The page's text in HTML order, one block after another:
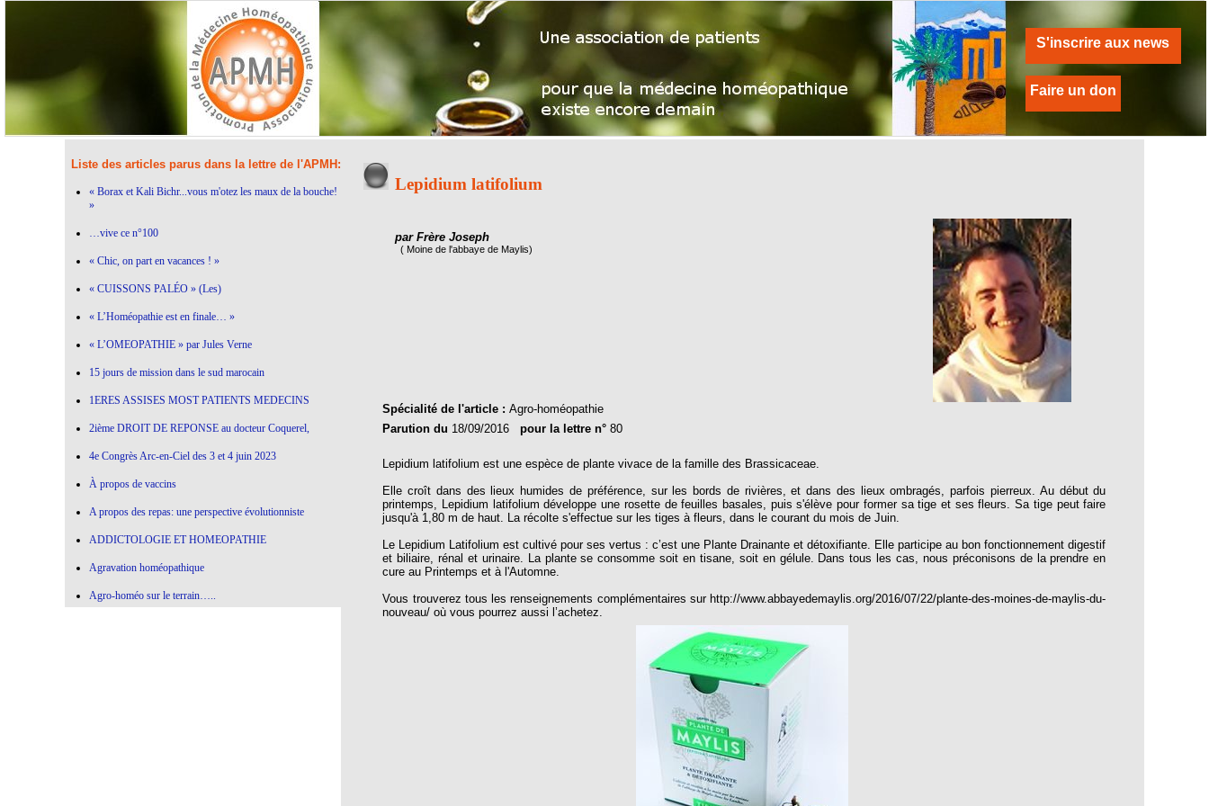
S'inscrire aux news
Faire un don
Liste des articles parus dans la lettre de l'APMH:
« Borax et Kali Bichr...vous m'otez les maux de la bouche!
»
…vive ce n°100
« Chic, on part en vacances ! »
« CUISSONS PALÉO » (Les)
« L’Homéopathie est en finale… »
« L’OMEOPATHIE » par Jules Verne
15 jours de mission dans le sud marocain
1ERES ASSISES MOST PATIENTS MEDECINS
2ième DROIT DE REPONSE au docteur Coquerel,
4e Congrès Arc-en-Ciel des 3 et 4 juin 2023
À propos de vaccins
A propos des repas: une perspective évolutionniste
ADDICTOLOGIE ET HOMEOPATHIE
Agravation homéopathique
Agro-homéo sur le terrain…..
Lepidium latifolium
par Frère Joseph
( Moine de l'abbaye de Maylis)
Spécialité de l'article :Agro-homéopathie
Parution du 18/09/2016pour la lettre n°80
Lepidium latifolium est une espèce de plante vivace de la famille des Brassicaceae.
Elle croît dans des lieux humides de préférence, sur les bords de rivières, et dans des lieux ombragés, parfois pierreux. Au début du
printemps, Lepidium latifolium développe une rosette de feuilles basales, puis s'élève pour former sa tige et ses fleurs. Sa tige peut faire
jusqu'à 1,80 m de haut. La récolte s'effectue sur les tiges à fleurs, dans le courant du mois de Juin.
Le Lepidium Latifolium est cultivé pour ses vertus : c’est une Plante Drainante et détoxifiante. Elle participe au bon fonctionnement digestif
et biliaire, rénal et urinaire. La plante se consomme soit en tisane, soit en gélule. Dans tous les cas, nous préconisons de la prendre en
cure au Printemps et à l'Automne.
Vous trouverez tous les renseignements complémentaires sur http://www.abbayedemaylis.org/2016/07/22/plante-des-moines-de-maylis-du-
nouveau/ où vous pourrez aussi l’achetez.